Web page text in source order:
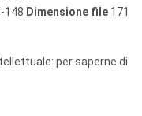
148 Dimensione file 171
per saperne di